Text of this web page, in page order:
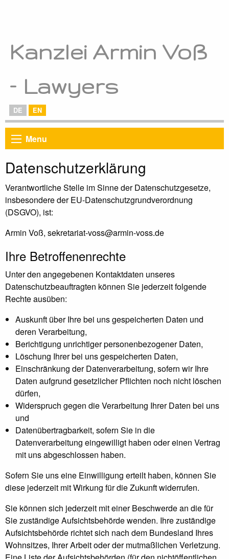
Kanzlei Armin Voß
– Lawyers
DE EN
Menu
Datenschutzerklärung
Verantwortliche Stelle im Sinne der Datenschutzgesetze,
insbesondere der EU-Datenschutzgrundverordnung
(DSGVO), ist:
Armin Voß, sekretariat-voss@armin-voss.de
Ihre Betroffenenrechte
Unter den angegebenen Kontaktdaten unseres
Datenschutzbeauftragten können Sie jederzeit folgende
Rechte ausüben:
Auskunft über Ihre bei uns gespeicherten Daten und
deren Verarbeitung,
Berichtigung unrichtiger personenbezogener Daten,
Löschung Ihrer bei uns gespeicherten Daten,
Einschränkung der Datenverarbeitung, sofern wir Ihre
Daten aufgrund gesetzlicher Pflichten noch nicht löschen
dürfen,
Widerspruch gegen die Verarbeitung Ihrer Daten bei uns
und
Datenübertragbarkeit, sofern Sie in die
Datenverarbeitung eingewilligt haben oder einen Vertrag
mit uns abgeschlossen haben.
Sofern Sie uns eine Einwilligung erteilt haben, können Sie
diese jederzeit mit Wirkung für die Zukunft widerrufen.
Sie können sich jederzeit mit einer Beschwerde an die für
Sie zuständige Aufsichtsbehörde wenden. Ihre zuständige
Aufsichtsbehörde richtet sich nach dem Bundesland Ihres
Wohnsitzes, Ihrer Arbeit oder der mutmaßlichen Verletzung.